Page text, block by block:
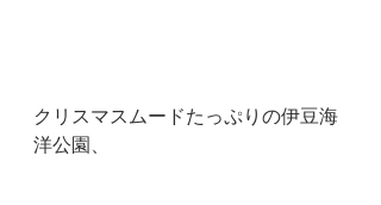
クリスマスムードたっぷりの伊豆海
洋公園、